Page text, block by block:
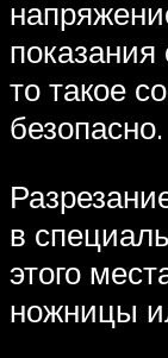
то такое
безопасно.
в
этого
ножницы